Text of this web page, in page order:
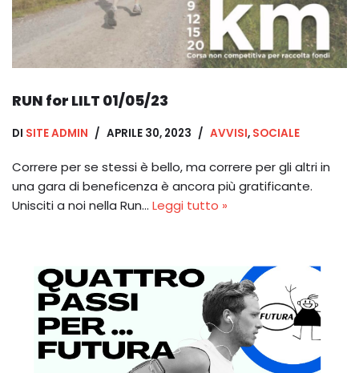
RUN for LILT 01/05/23
DI SITE ADMIN APRILE 30, 2023 AVVISI, SOCIALE
Correre per se stessi è bello, ma correre per gli altri in
una gara di beneficenza è ancora più gratificante.
Unisciti a noi nella Run… Leggi tutto »